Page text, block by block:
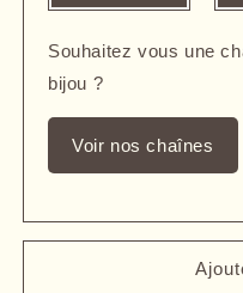
Souhaitez vous une
bijou ?
Voir nos chaînes